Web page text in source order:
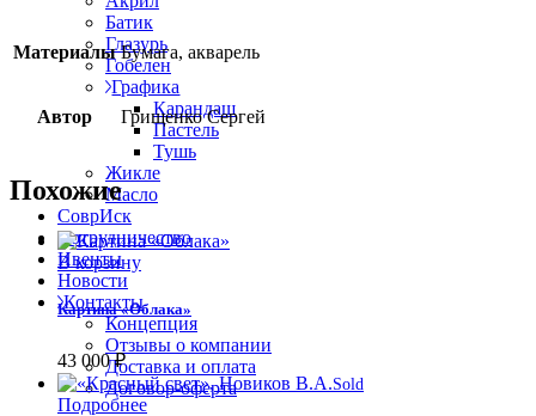
Батик
Глазурь
Гобелен
Графика
Карандаш
Пастель
Тушь
Жикле
Масло
СоврИск
Сотрудничество
Ивенты
Новости
Контакты
Концепция
Отзывы о компании
Доставка и оплата
Договор-оферта
Материалы Бумага, акварель
Автор Грищенко Сергей
Похожие
В корзину
Картина «Облака»
43 000₽
Sold
Подробнее